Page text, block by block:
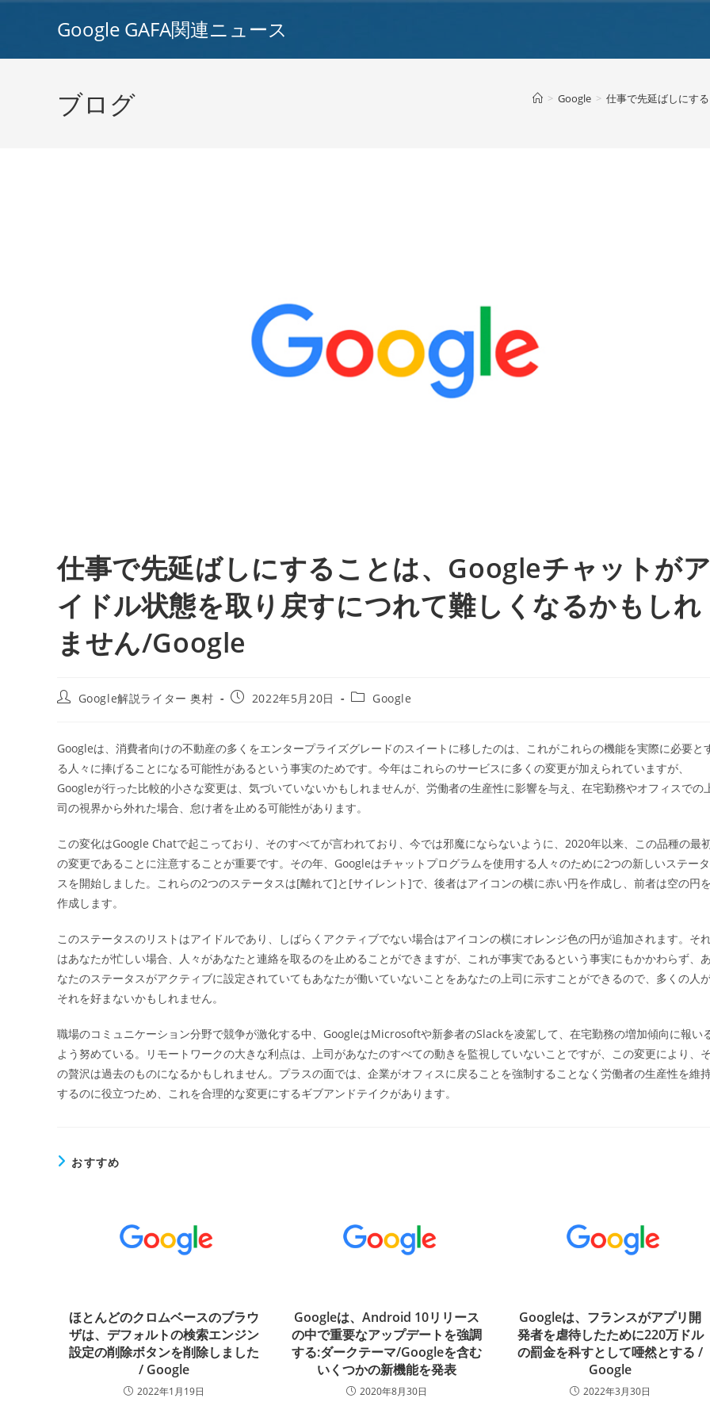
Google GAFA関連ニュース
ブログ > Google > 仕事で先延ばしにす
仕事で先延ばしにすることは、Googleチャットがア
イドル状態を取り戻すにつれて難しくなるかもしれ
ません/Google
投
Google解説ライター 奥村
投
開
日:
2022年5月20日
投
テ
ゴ
リ
ー:
Google
Googleは、消費者向けの不動産の多くをエンタープライズグレードのスイートに移したのは、これがこれらの機能を実際に必要と
る人々に捧げることになる可能性があるという事実のためです。今年はこれらのサービスに多くの変更が加えられていますが、
Googleが行った比較的小さな変更は、気づいていないかもしれませんが、労働者の生産性に影響を与え、在宅勤務やオフィスでの
司の視界から外れた場合、怠け者を止める可能性があります。
この変化はGoogle Chatで起こっており、そのすべてが言われており、今では邪魔にならないように、2020年以来、この品種の最
の変更であることに注意することが重要です。その年、Googleはチャットプログラムを使用する人々のために2つの新しいステータ
スを開始しました。これらの2つのステータスは[離れて]と[サイレント]で、後者はアイコンの横に赤い円を作成し、前者は空の円を
作成します。
このステータスのリストはアイドルであり、しばらくアクティブでない場合はアイコンの横にオレンジ色の円が追加されます。そ
はあなたが忙しい場合、人々があなたと連絡を取るのを止めることができますが、これが事実であるという事実にもかかわらず、あ
なたのステータスがアクティブに設定されていてもあなたが働いていないことをあなたの上司に示すことができるので、多くの人
それを好まないかもしれません。
職場のコミュニケーション分野で競争が激化する中、GoogleはMicrosoftや新参者のSlackを凌駕して、在宅勤務の増加傾向に報い
よう努めている。リモートワークの大きな利点は、上司があなたのすべての動きを監視していないことですが、この変更により、そ
の贅沢は過去のものになるかもしれません。プラスの面では、企業がオフィスに戻ることを強制することなく労働者の生産性を維
するのに役立つため、これを合理的な変更にするギブアンドテイクがあります。
おすすめ
ほとんどのクロムベースのブラウ
ザは、デフォルトの検索エンジン
設定の削除ボタンを削除しました
/ Google
2022年1月19日
Googleは、Android 10リリース
の中で重要なアップデートを強調
する:ダークテーマ/Googleを含む
いくつかの新機能を発表
2020年8月30日
Googleは、フランスがアプリ開
発者を虐待したために220万ドル
の罰金を科すとして唖然とする /
Google
2022年3月30日